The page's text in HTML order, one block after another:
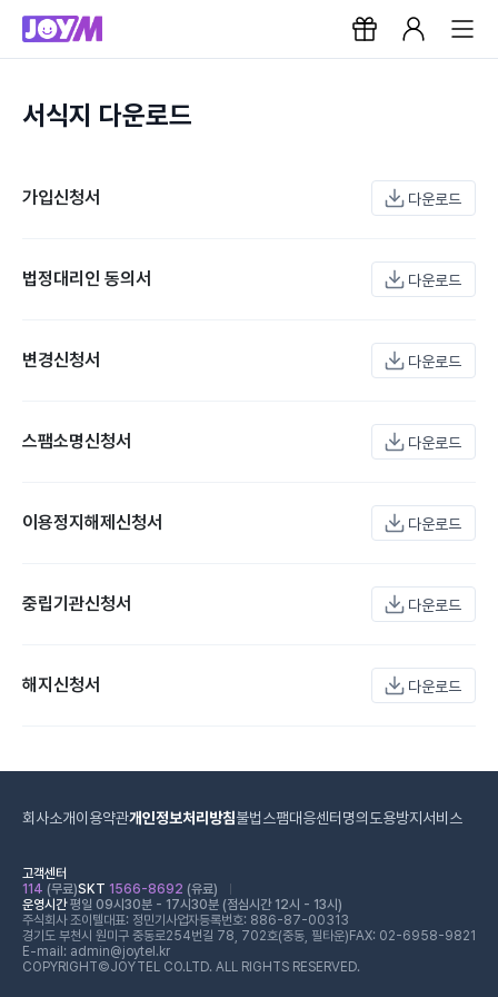
서식지 다운로드
가입신청서 다운로드
법정대리인 동의서 다운로드
변경신청서 다운로드
스팸소명신청서 다운로드
이용정지해제신청서 다운로드
중립기관신청서 다운로드
해지신청서 다운로드
회사소개이용약관개인정보처리방침불법스팸대응센터 명의도용방지서비스
고객센터
114 (무료)SKT 1566-8692 (유료)
운영시간평일 09시30분 - 17시30분 (점심시간 12시 - 13시)
주식회사 조이텔대표: 정민기 사업자등록번호: 886-87-00313
경기도 부천시 원미구 중동로254번길 78, 702호(중동, 필타운) FAX: 02-6958-9821
E-mail: admin@joytel.kr
COPYRIGHT©JOYTEL CO.LTD. ALL RIGHTS RESERVED.